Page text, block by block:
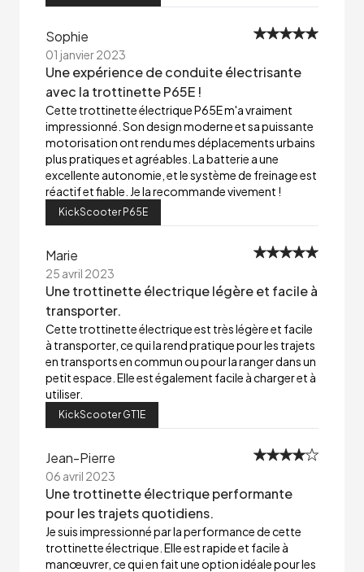
Sophie
01 janvier 2023
Une expérience de conduite électrisante
avec la trottinette P65E !
Cette trottinette électrique P65E m'a vraiment
impressionné. Son design moderne et sa puissante
motorisation ont rendu mes déplacements urbains
plus pratiques et agréables. La batterie a une
excellente autonomie, et le système de freinage est
réactif et fiable. Je la recommande vivement !
KickScooter P65E
Marie
25 avril 2023
Une trottinette électrique légère et facile à
transporter.
Cette trottinette électrique est très légère et facile
à transporter, ce qui la rend pratique pour les trajets
en transports en commun ou pour la ranger dans un
petit espace. Elle est également facile à charger et à
utiliser.
KickScooter GT1E
Jean-Pierre
06 avril 2023
Une trottinette électrique performante
pour les trajets quotidiens.
Je suis impressionné par la performance de cette
trottinette électrique. Elle est rapide et facile à
manœuvrer, ce qui en fait une option idéale pour les